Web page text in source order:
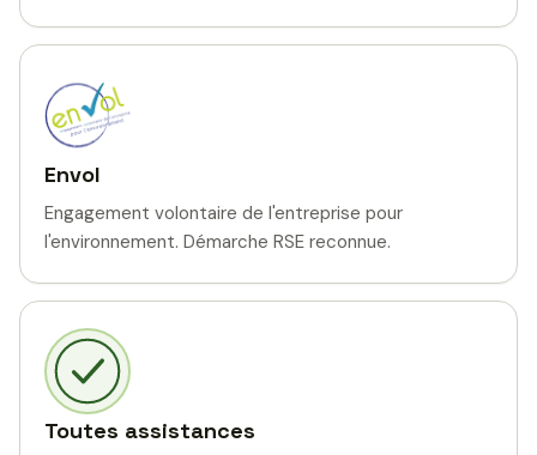
Envol
Engagement volontaire de l'entreprise pour
l'environnement. Démarche RSE reconnue.
Toutes assistances